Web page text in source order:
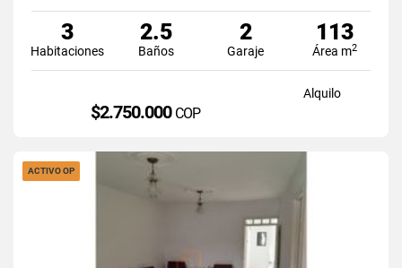
3
Habitaciones
2.5
Baños
2
Garaje
113
Área m2
Alquilo
$2.750.000 COP
ACTIVO OP